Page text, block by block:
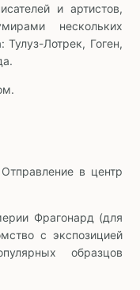
и артистов,
нескольких
Лотрек, Гоген,
в центр
Фрагонард (для
с экспозицией
образцов